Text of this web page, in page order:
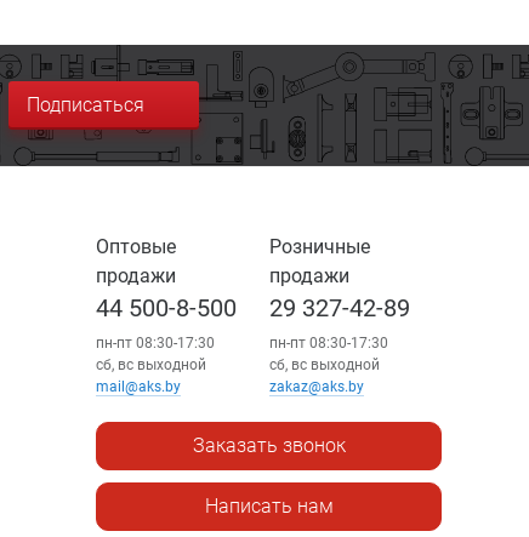
Подписаться
Оптовые
продажи
44 500-8-500
пн-пт 08:30-17:30
сб, вс выходной
mail@aks.by
Розничные
продажи
29 327-42-89
пн-пт 08:30-17:30
сб, вс выходной
zakaz@aks.by
Заказать звонок
Написать нам